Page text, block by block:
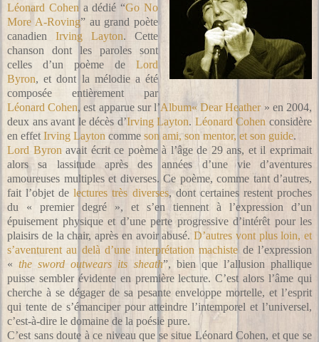
Léonard Cohen a dédié “Go No
More A-Roving” au grand poète
canadien Irving Layton. Cette
chanson dont les paroles sont
celles d’un poème de Lord
Byron, et dont la mélodie a été
composée entièrement par
Léonard Cohen, est apparue sur l’Album« Dear Heather » en 2004,
deux ans avant le décès d’Irving Layton. Léonard Cohen considère
en effet Irving Layton comme son ami, son mentor, et son guide.
Lord Byron avait écrit ce poème à l’âge de 29 ans, et il exprimait
alors sa lassitude après des années d’une vie d’aventures
amoureuses multiples et diverses. Ce poème, comme tant d’autres,
fait l’objet delectures très diverses, dont certaines restent proches
du « premier degré », et s’en tiennent à l’expression d’un
épuisement physique et d’une perte progressive d’intérêt pour les
plaisirs de la chair, après en avoir abusé. D’autres vont plus loin, et
s’aventurent au delà d’une interprétation machiste de l’expression
«the sword outwears its sheath”, bien que l’allusion phallique
puisse sembler évidente en première lecture. C’est alors l’âme qui
cherche à se dégager de sa pesante enveloppe mortelle, et l’esprit
qui tente de s’émanciper pour atteindre l’intemporel et l’universel,
c’est-à-dire le domaine de la poésie pure.
C’est sans doute à ce niveau que se situe Léonard Cohen, et que se